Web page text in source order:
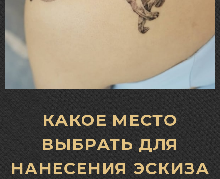
КАКОЕ МЕСТО
ВЫБРАТЬ ДЛЯ
НАНЕСЕНИЯ ЭСКИЗА